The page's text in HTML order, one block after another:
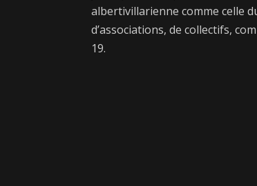
albertivillarienne comme celle
d’associations, de collectifs,
19.